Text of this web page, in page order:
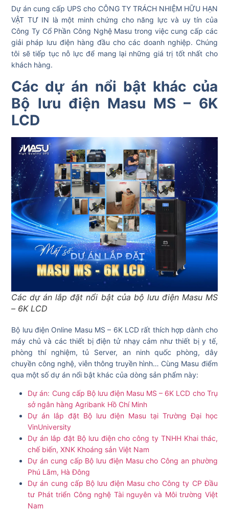
Dự án cung cấp UPS cho CÔNG TY TRÁCH NHIỆM HỮU HẠN
VẬT TƯ IN là một minh chứng cho năng lực và uy tín của
Công Ty Cổ Phần Công Nghệ Masu trong việc cung cấp các
giải pháp lưu điện hàng đầu cho các doanh nghiệp. Chúng
tôi sẽ tiếp tục nỗ lực để mang lại những giá trị tốt nhất cho
khách hàng.
Các dự án nổi bật khác của
Bộ lưu điện Masu MS – 6K
LCD
Các dự án lắp đặt nổi bật của bộ lưu điện Masu MS
– 6K LCD
Bộ lưu điện Online Masu MS – 6K LCD rất thích hợp dành cho
máy chủ và các thiết bị điện tử nhạy cảm như thiết bị y tế,
phòng thí nghiệm, tủ Server, an ninh quốc phòng, dây
chuyền công nghệ, viễn thông truyền hình… Cùng Masu điểm
qua một số dự án nổi bật khác của dòng sản phẩm này:
Dự án: Cung cấp Bộ lưu điện Masu MS – 6K LCD cho Trụ
sở ngân hàng Agribank Hồ Chí Minh
Dự án lắp đặt Bộ lưu điện Masu tại Trường Đại học
VinUniversity
Dự án lắp đặt Bộ lưu điện cho công ty TNHH Khai thác,
chế biến, XNK Khoáng sản Việt Nam
Dự án cung cấp Bộ lưu điện Masu cho Công an phường
Phú Lãm, Hà Đông
Dự án cung cấp Bộ lưu điện Masu cho Công ty CP Đầu
tư Phát triển Công nghệ Tài nguyên và Môi trường Việt
Nam